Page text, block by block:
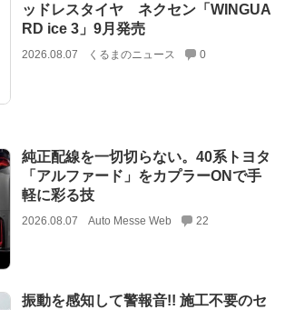
ッドレスタイヤ ネクセン「WINGUA
RD ice 3」9月発売
2026.08.07 くるまのニュース 0
純正配線を一切切らない。40系トヨタ
「アルファード」をカプラーONで手
軽に彩る技
2026.08.07 Auto Messe Web 22
振動を感知して警報音!! 施工不要のセ